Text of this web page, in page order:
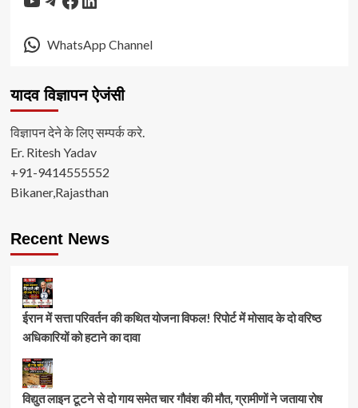
WhatsApp Channel
यादव विज्ञापन ऐजंसी
विज्ञापन देने के लिए सम्पर्क करे.
Er. Ritesh Yadav
+91-9414555552
Bikaner,Rajasthan
Recent News
ईरान में सत्ता परिवर्तन की कथित योजना विफल! रिपोर्ट में मोसाद के दो वरिष्ठ
अधिकारियों को हटाने का दावा
विद्युत लाइन टूटने से दो गाय समेत चार गौवंश की मौत, ग्रामीणों ने जताया रोष